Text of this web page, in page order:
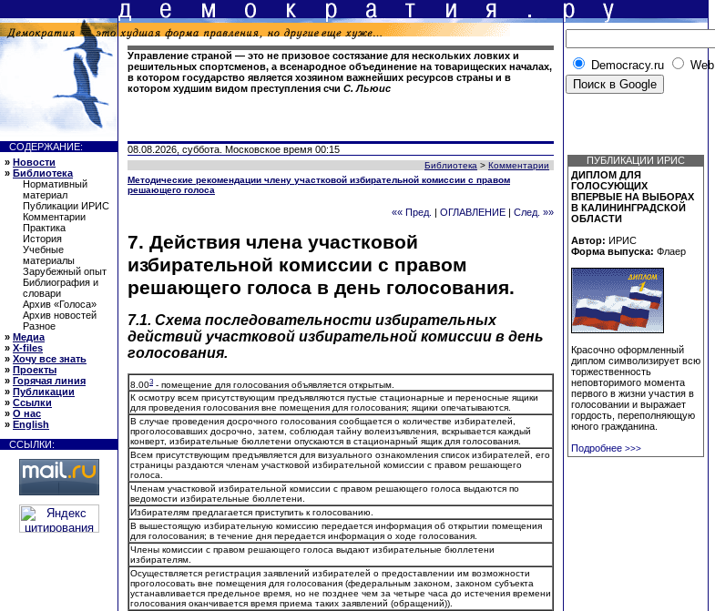
Управление страной — это не призовое состязание для нескольких ловких и
решительных спортсменов, а всенародное объединение на товарищеских началах,
в котором государство является хозяином важнейших ресурсов страны и в
котором худшим видом преступления счи С. Льюис
Democracy.ru Web
СОДЕРЖАНИЕ:
» Новости
» Библиотека
Нормативный
материал
Публикации ИРИС
Комментарии
Практика
История
Учебные
материалы
Зарубежный опыт
Библиография и
словари
Архив «Голоса»
Архив новостей
Разное
» Медиа
» X-files
» Хочу все знать
» Проекты
» Горячая линия
» Публикации
» Ссылки
» О нас
» English
ССЫЛКИ:
08.08.2026, суббота. Московское время 00:15
Библиотека > Комментарии
Методические рекомендации члену участковой избирательной комиссии с правом
решающего голоса
«« Пред. ОГЛАВЛЕНИЕ След. »»
7. Действия члена участковой
избирательной комиссии с правом
решающего голоса в день голосования.
7.1. Схема последовательности избирательных
действий участковой избирательной комиссии в день
голосования.
8.003 - помещение для голосования объявляется открытым.
К осмотру всем присутствующим предъявляются пустые стационарные и переносные ящики
для проведения голосования вне помещения для голосования; ящики опечатываются.
В случае проведения досрочного голосования сообщается о количестве избирателей,
проголосовавших досрочно, затем, соблюдая тайну волеизъявления, вскрывается каждый
конверт, избирательные бюллетени опускаются в стационарный ящик для голосования.
Всем присутствующим предъявляется для визуального ознакомления список избирателей, его
страницы раздаются членам участковой избирательной комиссии с правом решающего
голоса.
Членам участковой избирательной комиссии с правом решающего голоса выдаются по
ведомости избирательные бюллетени.
Избирателям предлагается приступить к голосованию.
В вышестоящую избирательную комиссию передается информация об открытии помещения
для голосования; в течение дня передается информация о ходе голосования.
Члены комиссии с правом решающего голоса выдают избирательные бюллетени
избирателям.
Осуществляется регистрация заявлений избирателей о предоставлении им возможности
проголосовать вне помещения для голосования (федеральным законом, законом субъекта
устанавливается предельное время, но не позднее чем за четыре часа до истечения времени
голосования оканчивается время приема таких заявлений (обращений)).
ПУБЛИКАЦИИ ИРИС
ДИПЛОМ ДЛЯ
ГОЛОСУЮЩИХ
ВПЕРВЫЕ НА ВЫБОРАХ
В КАЛИНИНГРАДСКОЙ
ОБЛАСТИ
Автор: ИРИС
Форма выпуска: Флаер
Красочно оформленный
диплом символизирует всю
торжественность
неповторимого момента
первого в жизни участия в
голосовании и выражает
гордость, переполняющую
юного гражданина.
Подробнее >>>